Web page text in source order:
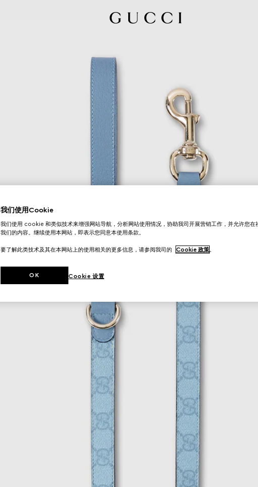
我们使用Cookie
我们使用 cookie 和类似技术来增强网站导航，分析网站使用情况，协助我司开展营销工作，并允许您在
我们的内容。继续使用本网站，即表示您同意本使用条款。
要了解此类技术及其在本网站上的使用相关的更多信息，请参阅我司的 Cookie 政策。
Cookie 设置
OK